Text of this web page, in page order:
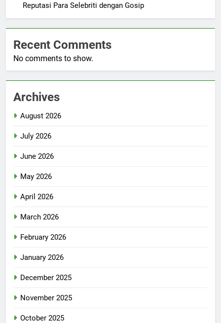
Reputasi Para Selebriti dengan Gosip
Recent Comments
No comments to show.
Archives
August 2026
July 2026
June 2026
May 2026
April 2026
March 2026
February 2026
January 2026
December 2025
November 2025
October 2025